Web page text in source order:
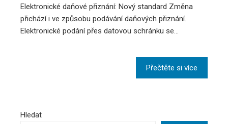
Elektronické daňové přiznání: Nový standard Změna
přichází i ve způsobu podávání daňových přiznání.
Elektronické podání přes datovou schránku se…
Přečtěte si více
Hledat